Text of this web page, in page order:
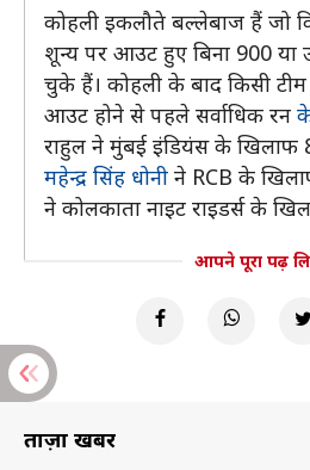
कोहली इकलौते बल्लेबाज हैं जो
शून्य पर आउट हुए बिना 900
चुके हैं। कोहली के बाद किसी
आउट होने से पहले सर्वाधिक रन
राहुल ने मुंबई इंडियंस के खिलाफ
महेन्द्र सिंह धोनी ने RCB के
ने कोलकाता नाइट राइडर्स के
आपने पूरा पढ़
ताज़ा खबरें